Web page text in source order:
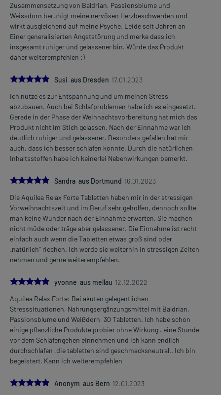
Zusammensetzung von Baldrian, Passionsblume und
Weissdorn beruhigt meine nervösen Herzbeschwerden und
wirkt ausgleichend auf meine Psyche. Leide seit Jahren an
Einer generalisierten Angststörung und merke dass ich
insgesamt ruhiger und gelassener bin. Würde das Produkt
daher weiterempfehlen :)
5.0
Susi aus Dresden 17.01.2023
Ich nutze es zur Entspannung und um meinen Stress
abzubauen. Auch bei Schlafproblemen habe ich es eingesetzt.
Gerade in der Phase der Weihnachtsvorbereitung hat mich das
Produkt nicht im Stich gelassen. Nach der Einnahme war ich
deutlich ruhiger und gelassener. Besonders gefallen hat mir
auch, dass ich besser schlafen konnte. Durch die natürlichen
Inhaltsstoffen habe ich keinerlei Nebenwirkungen bemerkt.
5.0
Sandra aus Dortmund 16.01.2023
Die Aquilea Relax Forte Tabletten haben mir in der stressigen
Vorweihnachtszeit und im Beruf sehr geholfen, dennoch sollte
man keine Wunder nach der Einnahme erwarten. Sie machen
nicht müde oder träge aber gelassener. Die Einnahme ist recht
einfach auch wenn die Tabletten etwas groß sind oder
„natürlich“ riechen. Ich werde sie weiterhin in stressigen Zeiten
nehmen und gerne weiterempfehlen.
5.0
yvonne aus mellau 12.12.2022
Aquilea Relax Forte: Bei akuten gelegentlichen
Stresssituationen, Nahrungsergänzungsmittel mit Baldrian,
Passionsblume und Weißdorn, 30 Tabletten. Ich habe schon
einige pflanzliche Produkte probier ohne Wirkung . eine Stunde
vor dem Schlafengehen einnehmen und ich kann endlich
durchschlafen ,die tabletten sind geschmacksneutral.. Ich bin
begeistert. Kann ich weiterempfehlen
5.0Anonym aus Bern 12.01.2023